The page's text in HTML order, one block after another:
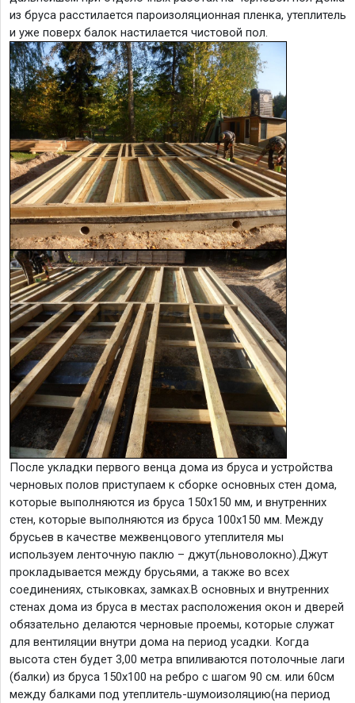
из бруса расстилается пароизоляционная пленка, утеплитель
и уже поверх балок настилается чистовой пол.
После укладки первого венца дома из бруса и устройства
черновых полов приступаем к сборке основных стен дома,
которые выполняются из бруса 150х150 мм, и внутренних
стен, которые выполняются из бруса 100х150 мм. Между
брусьев в качестве межвенцового утеплителя мы
используем ленточную паклю – джут(льноволокно).Джут
прокладывается между брусьями, а также во всех
соединениях, стыковках, замках.В основных и внутренних
стенах дома из бруса в местах расположения окон и дверей
обязательно делаются черновые проемы, которые служат
для вентиляции внутри дома на период усадки. Когда
высота стен будет 3,00 метра впиливаются потолочные лаги
(балки) из бруса 150х100 на ребро с шагом 90 см. или 60см
между балками под утеплитель-шумоизоляцию(на период